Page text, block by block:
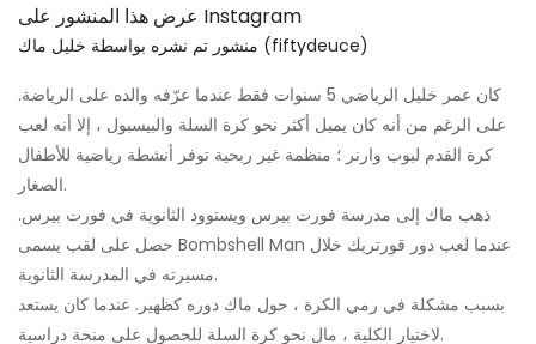
عرض هذا المنشور على Instagram
منشور تم نشره بواسطة خليل ماك (fiftydeuce)
كان عمر خليل الرياضي 5 سنوات فقط عندما عرّفه والده على الرياضة.
على الرغم من أنه كان يميل أكثر نحو كرة السلة والبيسبول ، إلا أنه لعب
كرة القدم لبوب وارنر ؛ منظمة غير ربحية توفر أنشطة رياضية للأطفال
الصغار.
ذهب ماك إلى مدرسة فورت بيرس ويستوود الثانوية في فورت بيرس.
حصل على لقب يسمى Bombshell Man عندما لعب دور قورتربك خلال
مسيرته في المدرسة الثانوية.
بسبب مشكلة في رمي الكرة ، حول ماك دوره كظهير. عندما كان يستعد
لاختيار الكلية ، مال نحو كرة السلة للحصول على منحة دراسية.